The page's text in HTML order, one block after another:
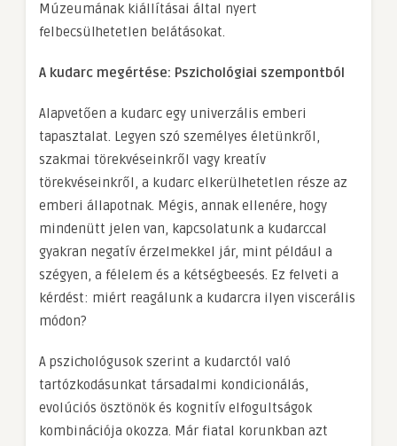
Múzeumának kiállításai által nyert
felbecsülhetetlen belátásokat.
A kudarc megértése: Pszichológiai szempontból
Alapvetően a kudarc egy univerzális emberi
tapasztalat. Legyen szó személyes életünkről,
szakmai törekvéseinkről vagy kreatív
törekvéseinkről, a kudarc elkerülhetetlen része az
emberi állapotnak. Mégis, annak ellenére, hogy
mindenütt jelen van, kapcsolatunk a kudarccal
gyakran negatív érzelmekkel jár, mint például a
szégyen, a félelem és a kétségbeesés. Ez felveti a
kérdést: miért reagálunk a kudarcra ilyen viscerális
módon?
A pszichológusok szerint a kudarctól való
tartózkodásunkat társadalmi kondicionálás,
evolúciós ösztönök és kognitív elfogultságok
kombinációja okozza. Már fiatal korunkban azt